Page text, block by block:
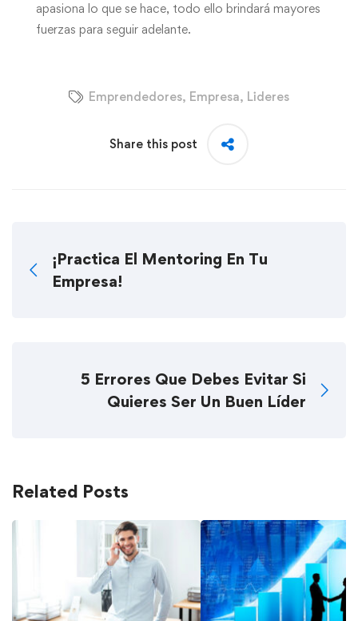
apasiona lo que se hace, todo ello brindará mayores
fuerzas para seguir adelante.
Emprendedores, Empresa, Lideres
Share this post
¡Practica El Mentoring En Tu
Empresa!
5 Errores Que Debes Evitar Si
Quieres Ser Un Buen Líder
Related Posts